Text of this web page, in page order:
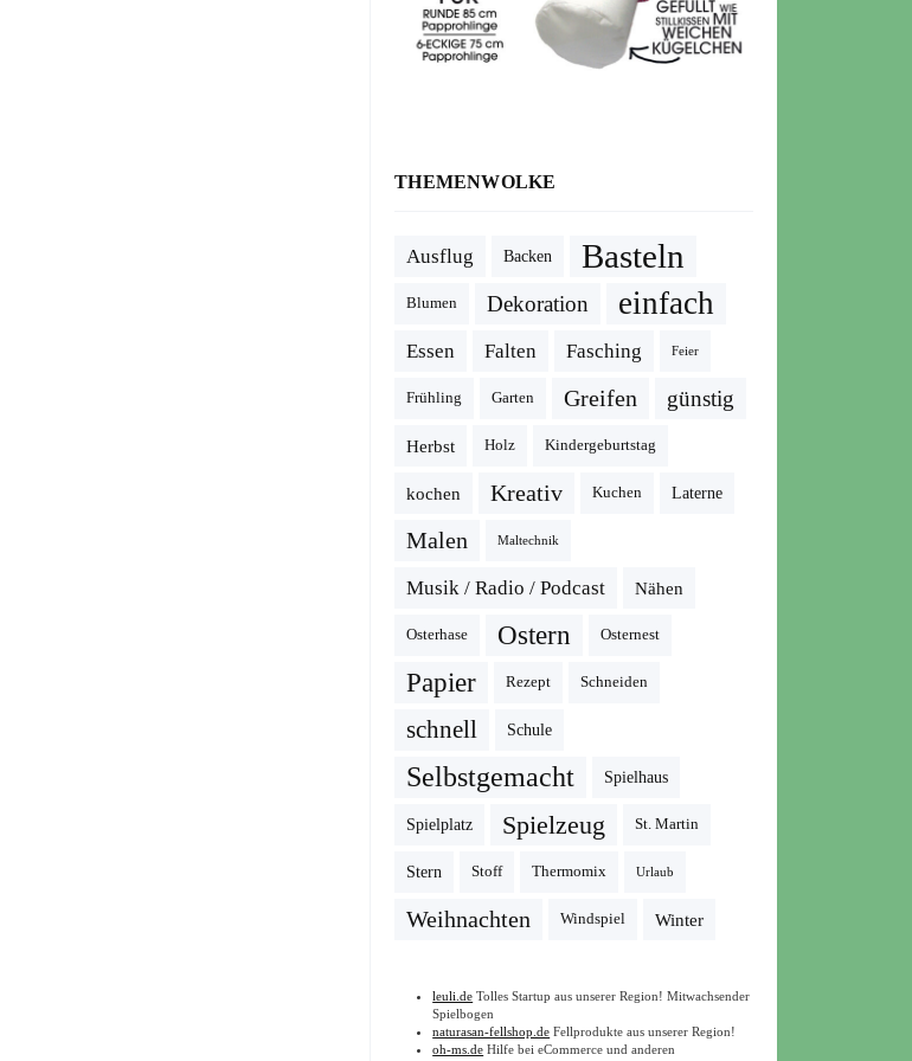
THEMENWOLKE
Ausflug Backen Basteln
Blumen Dekoration einfach
Essen Falten Fasching Feier
Frühling Garten Greifen günstig
Herbst Holz Kindergeburtstag
kochen Kreativ Kuchen Laterne
Malen Maltechnik
Musik / Radio / Podcast Nähen
Osterhase Ostern Osternest
Papier Rezept Schneiden
schnell Schule
Selbstgemacht Spielhaus
Spielplatz Spielzeug St. Martin
Stern Stoff Thermomix Urlaub
Weihnachten Windspiel Winter
leuli.de Tolles Startup aus unserer Region! Mitwachsender
Spielbogen
naturasan-fellshop.de Fellprodukte aus unserer Region!
oh-ms.de Hilfe bei eCommerce und anderen